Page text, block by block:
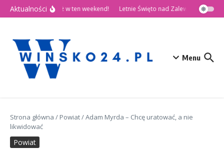
Przejdź do treści
Aktualności
Dni Wińska 2026 już w ten weekend! Letnie Święto nad Zalewem Słup
Menu
Strona główna / Powiat/Adam Myrda – Chcę uratować, a nie
likwidować
Powiat